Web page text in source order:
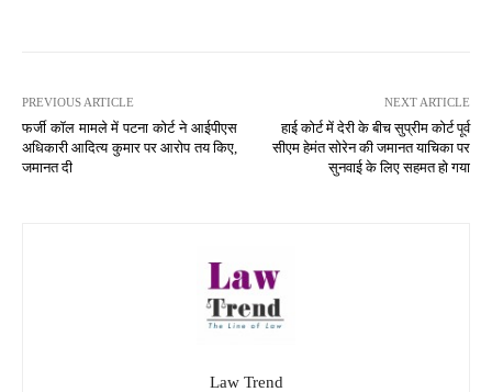
PREVIOUS ARTICLE
फर्जी कॉल मामले में पटना कोर्ट ने आईपीएस
अधिकारी आदित्य कुमार पर आरोप तय किए,
जमानत दी
NEXT ARTICLE
हाई कोर्ट में देरी के बीच सुप्रीम कोर्ट पूर्व
सीएम हेमंत सोरेन की जमानत याचिका पर
सुनवाई के लिए सहमत हो गया
Law Trend